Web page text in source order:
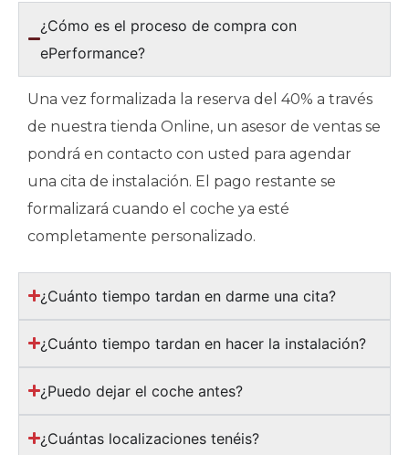
¿Cómo es el proceso de compra con
ePerformance?
Una vez formalizada la reserva del 40% a través
de nuestra tienda Online, un asesor de ventas se
pondrá en contacto con usted para agendar
una cita de instalación. El pago restante se
formalizará cuando el coche ya esté
completamente personalizado.
¿Cuánto tiempo tardan en darme una cita?
¿Cuánto tiempo tardan en hacer la instalación?
¿Puedo dejar el coche antes?
¿Cuántas localizaciones tenéis?